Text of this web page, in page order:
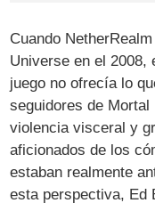
Cuando
Universe en el 2008,
juego no ofrecía lo
seguidores de
violencia visceral y
aficionados de los
estaban realmente
esta perspectiva, Ed